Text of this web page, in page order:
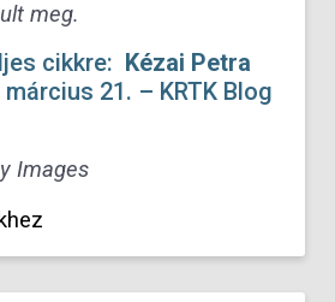
meg.
cikkre: Kézai Petra
március 21. – KRTK Blog
Images